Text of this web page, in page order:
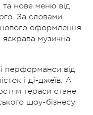
нове меню від
За словами
нового оформлення
яскрава музична
перформанси від
і ді-джеїв. А
тераси стане
шоу-бізнесу